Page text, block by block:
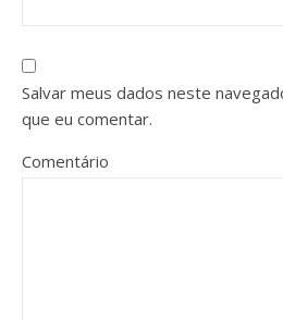
Salvar meus dados neste
que eu comentar.
Comentário